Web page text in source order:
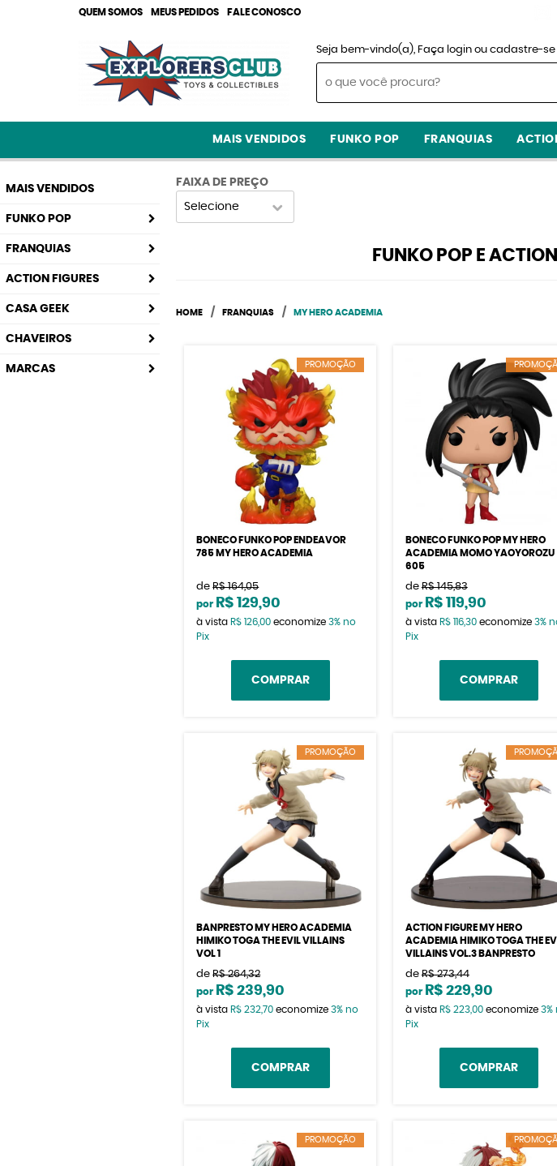
QUEM SOMOS MEUS PEDIDOS FALE CONOSCO
Seja bem-vindo(a), Faça login ou cadastre-se
MAIS VENDIDOS FUNKO POP FRANQUIAS
MAIS VENDIDOS
FUNKO POP
FRANQUIAS
ACTION FIGURES
CASA GEEK
CHAVEIROS
MARCAS
FAIXA DE PREÇO
Selecione
FUNKO POP E
HOME FRANQUIAS MY HERO ACADEMIA
PROMOÇÃO
BONECO FUNKO POP ENDEAVOR
785 MY HERO ACADEMIA
de R$ 164,05
por R$ 129,90
à vista R$ 126,00 economize3% no
Pix
COMPRAR
BONECO FUNKO POP MY HERO
ACADEMIA MOMO YAOYOROZU
605
de R$ 145,83
por R$ 119,90
à vista R$ 116,30economize 3%
Pix
COMPRAR
PROMOÇÃO
BANPRESTO MY HERO ACADEMIA
HIMIKO TOGA THE EVIL VILLAINS
VOL 1
de R$ 264,32
por R$ 239,90
à vista R$ 232,70 economize3% no
Pix
COMPRAR
ACTION FIGURE MY HERO
ACADEMIA HIMIKO TOGA THE
VILLAINS VOL.3 BANPRESTO
de R$ 273,44
por R$ 229,90
à vista R$ 223,00economize 3%
Pix
COMPRAR
PROMOÇÃO